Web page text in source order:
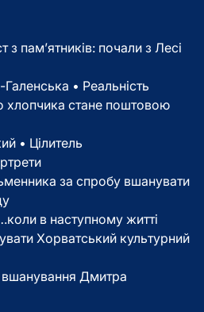
з пам’ятників: почали з Лесі
• Реальність
хлопчика стане поштовою
• Цілитель
за спробу вшанувати
в наступному житті
Хорватський культурний
вшанування Дмитра